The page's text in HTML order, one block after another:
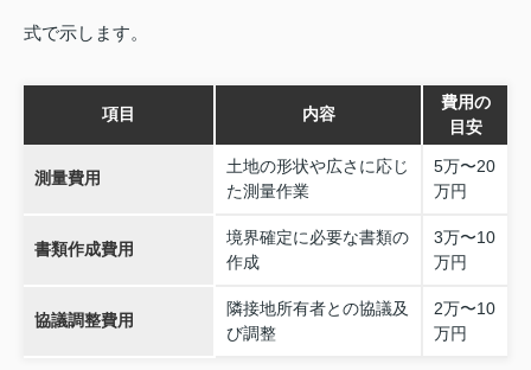
式で示します。
項目 内容
費用の
目安
測量費用
土地の形状や広さに応じ
た測量作業
5万〜20
万円
書類作成費用
境界確定に必要な書類の
作成
3万〜10
万円
協議調整費用
隣接地所有者との協議及
び調整
2万〜10
万円